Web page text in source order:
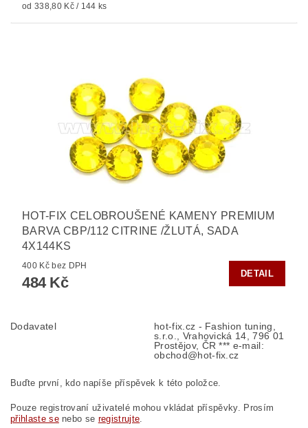
od 338,80 Kč / 144 ks
HOT-FIX CELOBROUŠENÉ KAMENY PREMIUM
BARVA CBP/112 CITRINE /ŽLUTÁ, SADA
4X144KS
400 Kč bez DPH
484 Kč
DETAIL
Dodavatel
hot-fix.cz - Fashion tuning,
s.r.o., Vrahovická 14, 796 01
Prostějov, ČR *** e-mail:
obchod@hot-fix.cz
Buďte první, kdo napíše příspěvek k této položce.
Pouze registrovaní uživatelé mohou vkládat příspěvky. Prosím
přihlaste senebo se registrujte